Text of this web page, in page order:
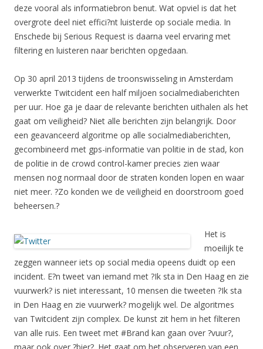
deze vooral als informatiebron benut. Wat opviel is dat het
overgrote deel niet effici?nt luisterde op sociale media. In
Enschede bij Serious Request is daarna veel ervaring met
filtering en luisteren naar berichten opgedaan.
Op 30 april 2013 tijdens de troonswisseling in Amsterdam
verwerkte Twitcident een half miljoen socialmediaberichten
per uur. Hoe ga je daar de relevante berichten uithalen als het
gaat om veiligheid? Niet alle berichten zijn belangrijk. Door
een geavanceerd algoritme op alle socialmediaberichten,
gecombineerd met gps-informatie van politie in de stad, kon
de politie in de crowd control-kamer precies zien waar
mensen nog normaal door de straten konden lopen en waar
niet meer. ?Zo konden we de veiligheid en doorstroom goed
beheersen.?
Het is
moeilijk te
zeggen wanneer iets op social media opeens duidt op een
incident. E?n tweet van iemand met ?Ik sta in Den Haag en zie
vuurwerk? is niet interessant, 10 mensen die tweeten ?Ik sta
in Den Haag en zie vuurwerk? mogelijk wel. De algoritmes
van Twitcident zijn complex. De kunst zit hem in het filteren
van alle ruis. Een tweet met #Brand kan gaan over ?vuur?,